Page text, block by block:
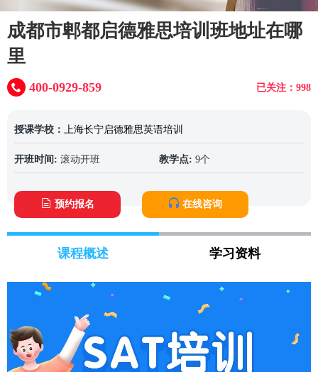
成都市郫都启德雅思培训班地址在哪
里
已关注：998
400-0929-859
授课学校： 上海长宁启德雅思英语培训
开班时间: 滚动开班 教学点: 9个
预约报名 在线咨询
课程概述 学习资料